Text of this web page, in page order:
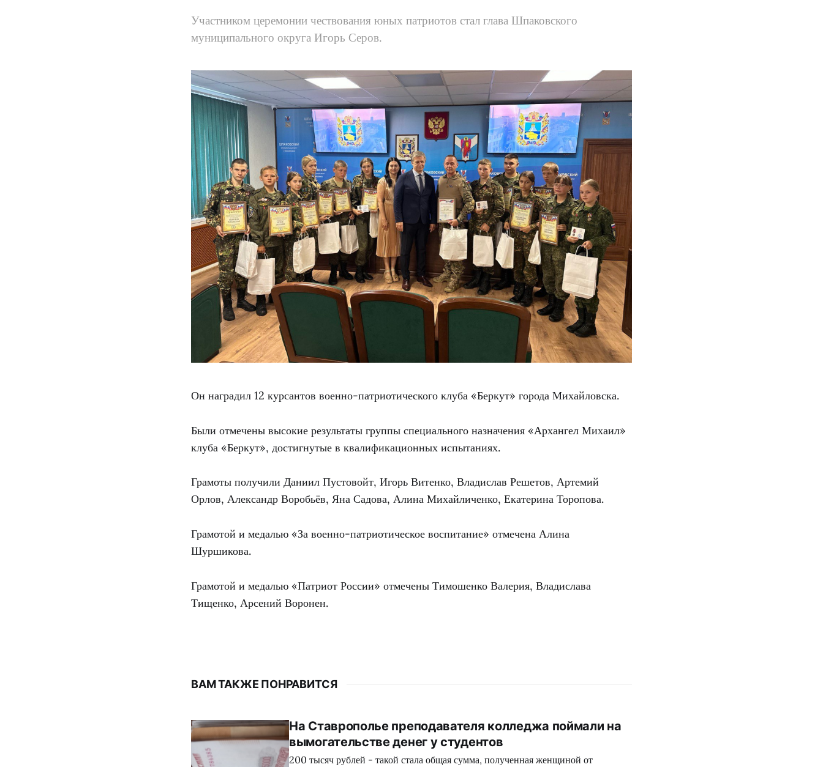
Участником церемонии чествования юных патриотов стал глава Шпаковского
муниципального округа Игорь Серов.
Он наградил 12 курсантов военно-патриотического клуба «Беркут» города Михайловска.
Были отмечены высокие результаты группы специального назначения «Архангел Михаил»
клуба «Беркут», достигнутые в квалификационных испытаниях.
Грамоты получили Даниил Пустовойт, Игорь Витенко, Владислав Решетов, Артемий
Орлов, Александр Воробьёв, Яна Садова, Алина Михайличенко, Екатерина Торопова.
Грамотой и медалью «За военно-патриотическое воспитание» отмечена Алина
Шуршикова.
Грамотой и медалью «Патриот России» отмечены Тимошенко Валерия, Владислава
Тищенко, Арсений Воронен.
ВАМ ТАКЖЕ ПОНРАВИТСЯ
На Ставрополье преподавателя колледжа поймали на
вымогательстве денег у студентов
200 тысяч рублей - такой стала общая сумма, полученная женщиной от